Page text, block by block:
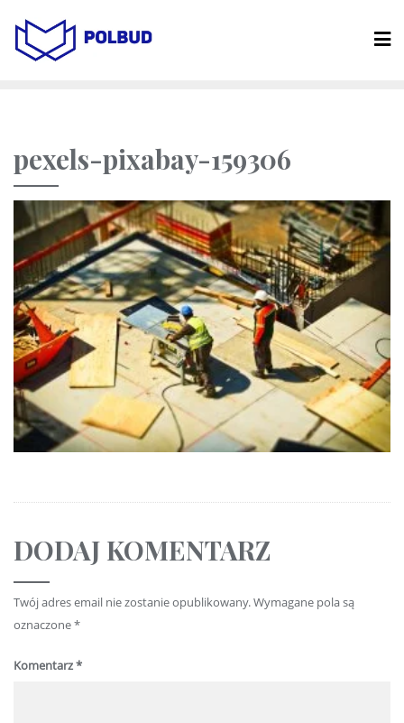
pexels-pixabay-159306
DODAJ KOMENTARZ
Twój adres email nie zostanie opublikowany.Wymagane pola są
oznaczone*
Komentarz*